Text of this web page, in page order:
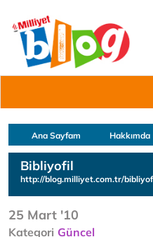
Ana Sayfam Hakkımda
Bibliyofil
http://blog.milliyet.com.tr/
25 Mart '10
Kategori Güncel